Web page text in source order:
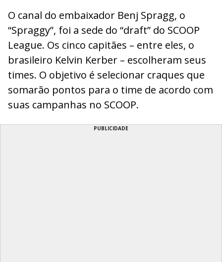
O canal do embaixador Benj Spragg, o
“Spraggy”, foi a sede do “draft” do SCOOP
League. Os cinco capitães – entre eles, o
brasileiro Kelvin Kerber – escolheram seus
times. O objetivo é selecionar craques que
somarão pontos para o time de acordo com
suas campanhas no SCOOP.
PUBLICIDADE